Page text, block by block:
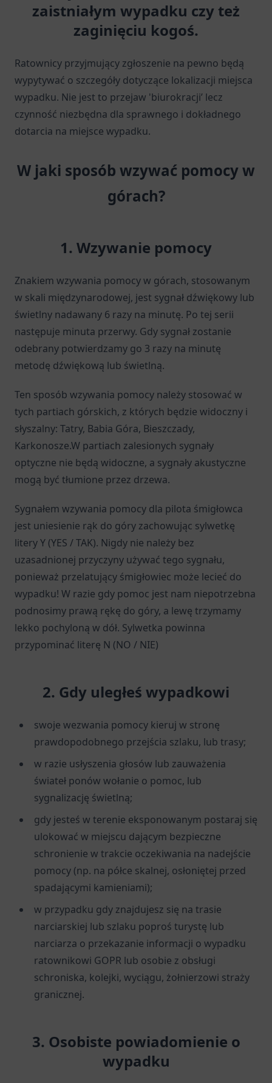
zaistniałym wypadku czy też
zaginięciu kogoś.
Ratownicy przyjmujący zgłoszenie na pewno będą
wypytywać o szczegóły dotyczące lokalizacji miejsca
wypadku. Nie jest to przejaw 'biurokracji’ lecz
czynność niezbędna dla sprawnego i dokładnego
dotarcia na miejsce wypadku.
W jaki sposób wzywać pomocy w
górach?
1. Wzywanie pomocy
Znakiem wzywania pomocy w górach, stosowanym
w skali międzynarodowej, jest sygnał dźwiękowy lub
świetlny nadawany 6 razy na minutę. Po tej serii
następuje minuta przerwy. Gdy sygnał zostanie
odebrany potwierdzamy go 3 razy na minutę
metodę dźwiękową lub świetlną.
Ten sposób wzywania pomocy należy stosować w
tych partiach górskich, z których będzie widoczny i
słyszalny: Tatry, Babia Góra, Bieszczady,
Karkonosze.W partiach zalesionych sygnały
optyczne nie będą widoczne, a sygnały akustyczne
mogą być tłumione przez drzewa.
Sygnałem wzywania pomocy dla pilota śmigłowca
jest uniesienie rąk do góry zachowując sylwetkę
litery Y (YES / TAK). Nigdy nie należy bez
uzasadnionej przyczyny używać tego sygnału,
ponieważ przelatujący śmigłowiec może lecieć do
wypadku! W razie gdy pomoc jest nam niepotrzebna
podnosimy prawą rękę do góry, a lewę trzymamy
lekko pochyloną w dół. Sylwetka powinna
przypominać literę N (NO / NIE)
2. Gdy uległeś wypadkowi
swoje wezwania pomocy kieruj w stronę
prawdopodobnego przejścia szlaku, lub trasy;
w razie usłyszenia głosów lub zauważenia
świateł ponów wołanie o pomoc, lub
sygnalizację świetlną;
gdy jesteś w terenie eksponowanym postaraj się
ulokować w miejscu dającym bezpieczne
schronienie w trakcie oczekiwania na nadejście
pomocy (np. na półce skalnej, osłoniętej przed
spadającymi kamieniami);
w przypadku gdy znajdujesz się na trasie
narciarskiej lub szlaku poproś turystę lub
narciarza o przekazanie informacji o wypadku
ratownikowi GOPR lub osobie z obsługi
schroniska, kolejki, wyciągu, żołnierzowi straży
granicznej.
3. Osobiste powiadomienie o
wypadku